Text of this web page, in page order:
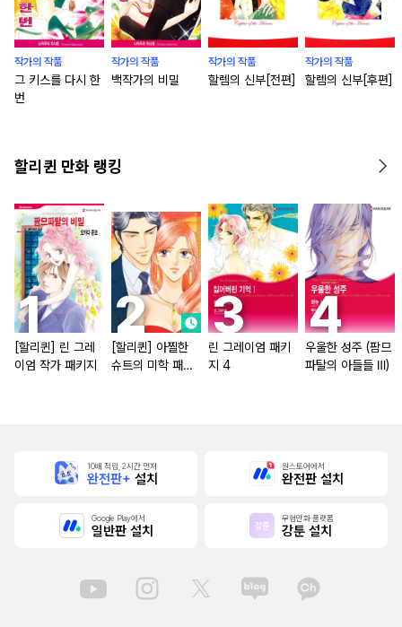
작가의 작품
그 키스를 다시 한
번
작가의 작품
백작가의 비밀
작가의 작품
할렘의 신부[전편]
작가의 작품
할렘의 신부[후편]
할리퀸 만화 랭킹
[할리퀸] 린 그레
이엄 작가 패키지
[할리퀸] 아찔한
슈트의 미학 패키
린 그레이엄 패키
지 4
우울한 성주 (팜므
파탈의 아들들 Ⅲ)
10배 적립, 2시간 먼저
완전판+ 설치
원스토어에서
완전판 설치
Google Play에서
일반판 설치
무협만화 플랫폼
강툰 설치